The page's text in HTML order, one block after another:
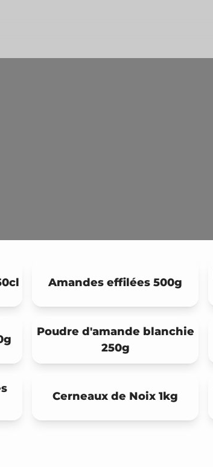
Amandes effilées 500g
Poudre d'amande blanchie
250g
Cerneaux de Noix 1kg